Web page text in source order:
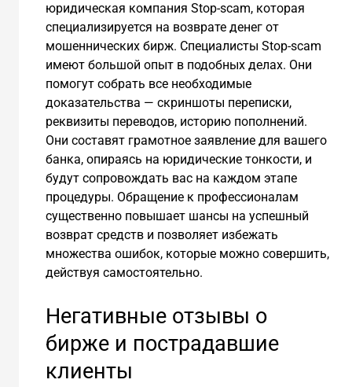
юридическая компания Stop-scam, которая
специализируется на возврате денег от
мошеннических бирж. Специалисты Stop-scam
имеют большой опыт в подобных делах. Они
помогут собрать все необходимые
доказательства — скриншоты переписки,
реквизиты переводов, историю пополнений.
Они составят грамотное заявление для вашего
банка, опираясь на юридические тонкости, и
будут сопровождать вас на каждом этапе
процедуры. Обращение к профессионалам
существенно повышает шансы на успешный
возврат средств и позволяет избежать
множества ошибок, которые можно совершить,
действуя самостоятельно.
Негативные отзывы о
бирже и пострадавшие
клиенты